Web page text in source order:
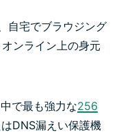
自宅でブラウジング
ンライン上の身元
で最も強力な256
DNS漏えい保護機